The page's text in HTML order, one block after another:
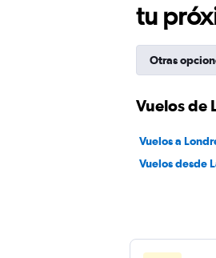
tu
Otras
Vuelos de
Vuelos a
Vuelos desde